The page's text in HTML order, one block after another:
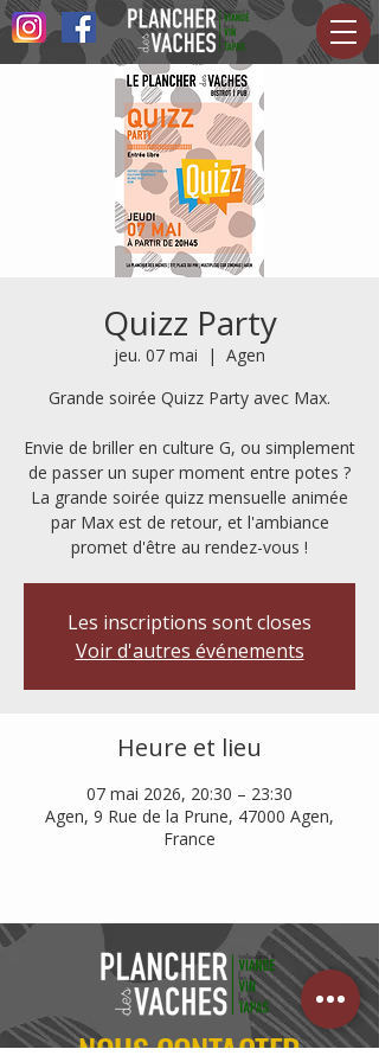
Quizz Party
jeu. 07 mai
  |
Agen
Grande soirée Quizz Party avec Max.
Envie de briller en culture G, ou simplement
de passer un super moment entre potes ?
La grande soirée quizz mensuelle animée
par Max est de retour, et l'ambiance
promet d'être au rendez-vous !
Les inscriptions sont closes
Voir d'autres événements
Heure et lieu
07 mai 2026, 20:30 – 23:30
Agen, 9 Rue de la Prune, 47000 Agen,
France
NOUS CONTACTER